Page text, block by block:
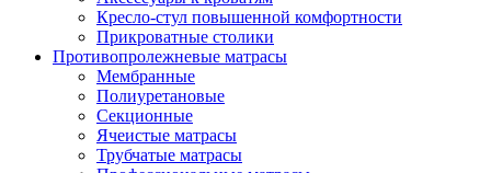
Кресло-стул повышенной комфортности
Прикроватные столики
Противопролежневые матрасы
Мембранные
Полиуретановые
Секционные
Ячеистые матрасы
Трубчатые матрасы